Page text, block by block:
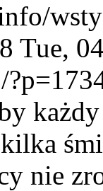
Tue,
nie